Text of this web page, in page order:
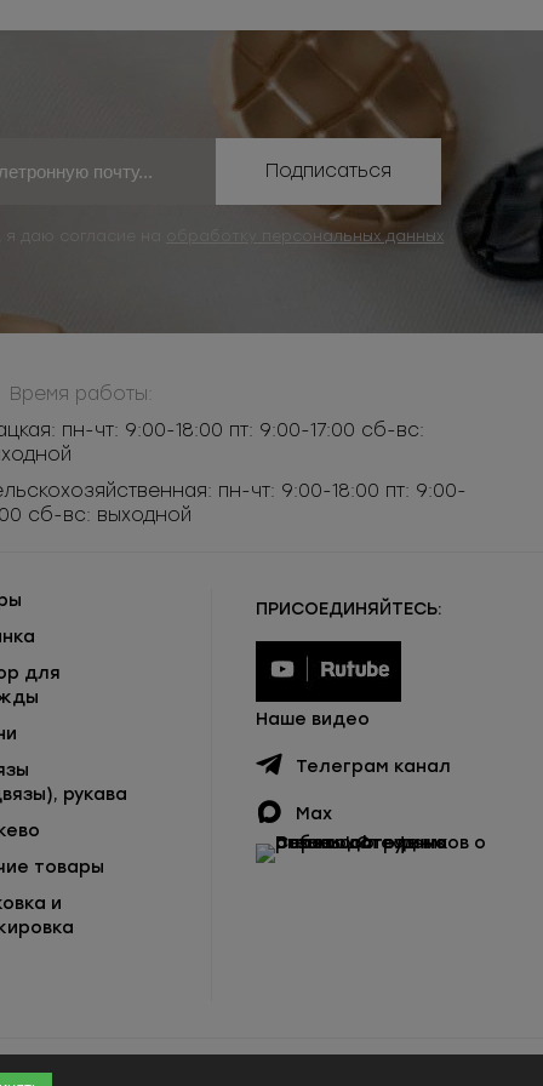
Подписаться
даю согласие на обработку персональных данных
Время работы:
пн-чт: 9:00-18:00 пт: 9:00-17:00 сб-вс:
пн-чт: 9:00-18:00 пт: 9:00-
сб-вс: выходной
для
рукава
товары
и
ПРИСОЕДИНЯЙТЕСЬ:
Наше видео
Телеграм канал
Max